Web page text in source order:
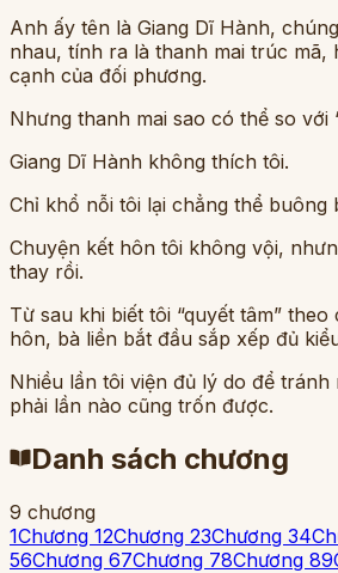
Anh ấy tên là Giang Dĩ Hành,
nhau, tính ra là thanh mai trúc mã,
cạnh của đối phương.
Nhưng thanh mai sao có thể so với
Giang Dĩ Hành không thích tôi.
Chỉ khổ nỗi tôi lại chẳng thể buông
Chuyện kết hôn tôi không vội,
thay rồi.
Từ sau khi biết tôi “quyết tâm”
hôn, bà liền bắt đầu sắp xếp đủ
Nhiều lần tôi viện đủ lý do để
phải lần nào cũng trốn được.
Danh sách chương
9 chương
1Chương 12Chương 23Chương 34
56Chương 67Chương 78Chương 89